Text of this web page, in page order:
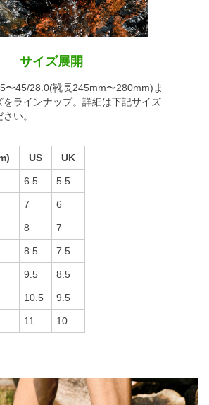
サイズ展開
〜45/28.0(靴長245mm〜280mm)ま
をラインナップ。詳細は下記サイズ
い。
US UK
6.5 5.5
7 6
8 7
8.5 7.5
9.5 8.5
10.5 9.5
11 10